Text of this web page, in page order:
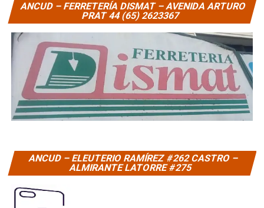
ANCUD – FERRETERÍA DISMAT – AVENIDA ARTURO
PRAT 44 (65) 2623367
ANCUD – ELEUTERIO RAMÍREZ #262 CASTRO –
ALMIRANTE LATORRE #275